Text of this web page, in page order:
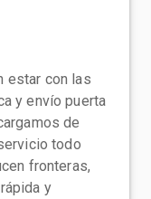
estar con las
y envío puerta
de
todo
fronteras,
y